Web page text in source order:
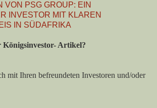
VON PSG GROUP: EIN
INVESTOR MIT KLAREN
IN SÜDAFRIKA
Königsinvestor- Artikel?
mit Ihren befreundeten Investoren und/oder